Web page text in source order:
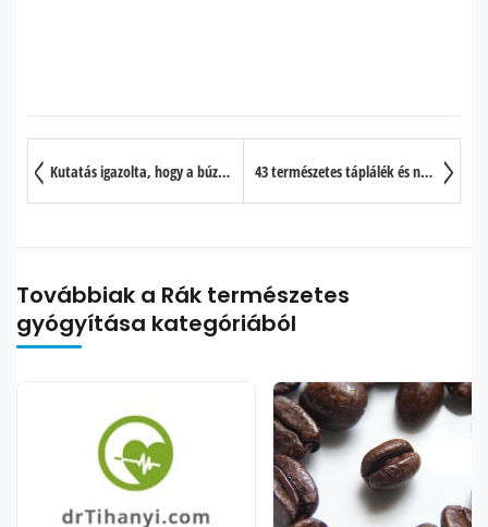
Kutatás igazolta, hogy a búzában található glutén elősegíti a hízást 43 természetes táplálék és növény a megfázás és az influenza kezelésére
Továbbiak a Rák természetes
gyógyítása kategóriából